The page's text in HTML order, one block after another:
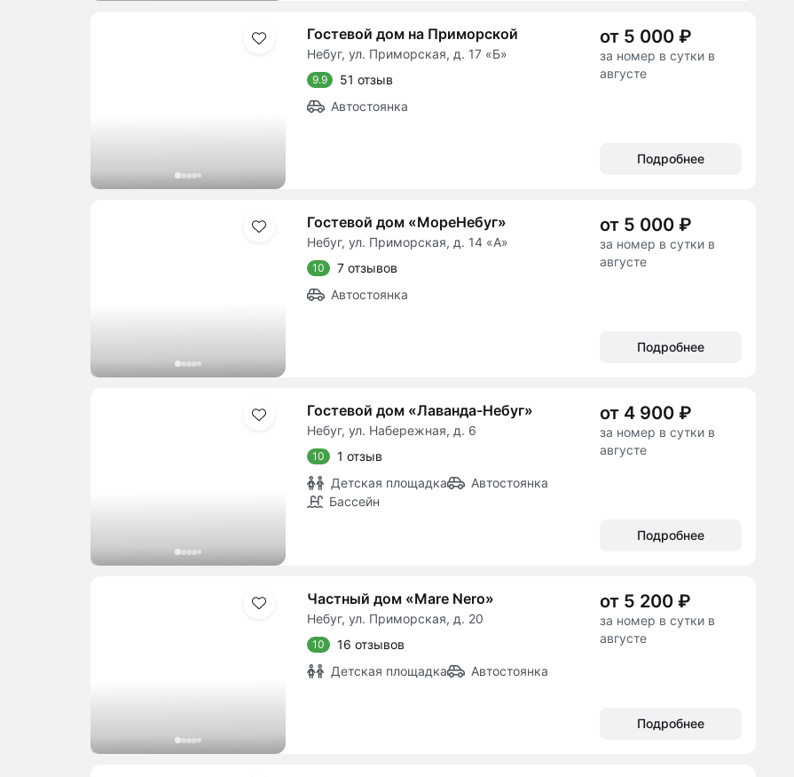
Гостевой дом на Приморской
Небуг, ул. Приморская, д. 17 «Б»
9.9
51 отзыв
Автостоянка
от 5 000 ₽
за номер в сутки в
августе
Подробнее
Гостевой дом «МореНебуг»
Небуг, ул. Приморская, д. 14 «А»
10
7 отзывов
Автостоянка
от 5 000 ₽
за номер в сутки в
августе
Подробнее
Гостевой дом «Лаванда-Небуг»
Небуг, ул. Набережная, д. 6
10
1 отзыв
Детская площадка
Автостоянка
Бассейн
от 4 900 ₽
за номер в сутки в
августе
Подробнее
Частный дом «Mare Nero»
Небуг, ул. Приморская, д. 20
10
16 отзывов
Детская площадка
Автостоянка
от 5 200 ₽
за номер в сутки в
августе
Подробнее